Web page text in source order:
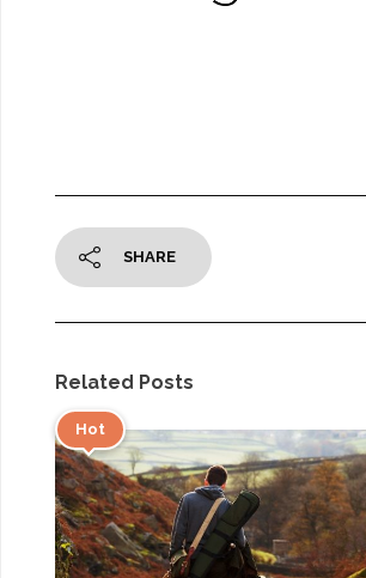
SHARE
Related Posts
Hot